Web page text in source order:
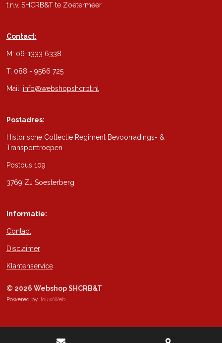
t.n.v. SHCRB&T te Zoetermeer
Contact:
M: 06-1333 6338
T: 088 - 9566 725
Mail: info@webshopshcrbt.nl
Postadres:
Historische Collectie Regiment Bevoorradings- &
Transporttroepen
Postbus 109
3769 ZJ Soesterberg
Informatie:
Contact
Disclaimer
Klantenservice
© 2026 Webshop SHCRB&T
Powered by JouwWeb